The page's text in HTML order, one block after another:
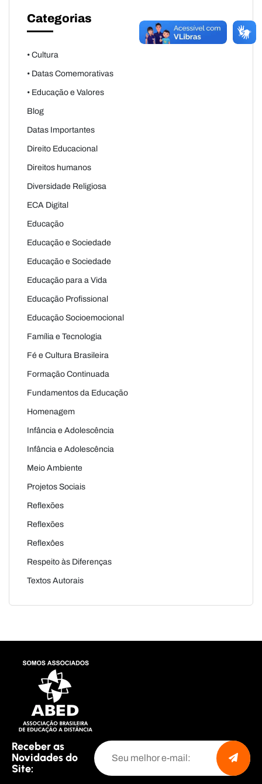
Categorias
• Cultura
• Datas Comemorativas
• Educação e Valores
Blog
Datas Importantes
Direito Educacional
Direitos humanos
Diversidade Religiosa
ECA Digital
Educação
Educação e Sociedade
Educação e Sociedade
Educação para a Vida
Educação Profissional
Educação Socioemocional
Família e Tecnologia
Fé e Cultura Brasileira
Formação Continuada
Fundamentos da Educação
Homenagem
Infância e Adolescência
Infância e Adolescência
Meio Ambiente
Projetos Sociais
Reflexões
Reflexões
Reflexôes
Respeito às Diferenças
Textos Autorais
Receber as
Novidades do
Site: